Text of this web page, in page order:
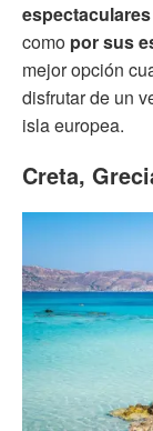
como por sus
mejor opción
disfrutar de un
isla europea.
Creta,